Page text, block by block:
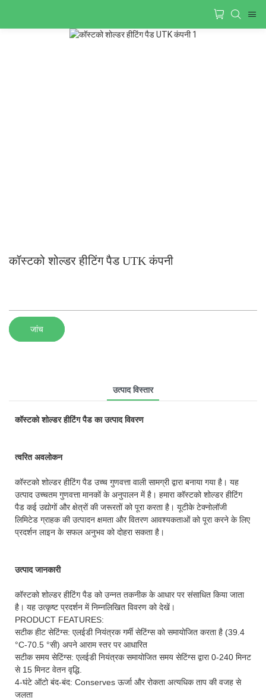
कॉस्टको शोल्डर हीटिंग पैड UTK कंपनी
जांच
उत्पाद विस्तार
कॉस्टको शोल्डर हीटिंग पैड का उत्पाद विवरण
त्वरित अवलोकन
कॉस्टको शोल्डर हीटिंग पैड उच्च गुणवत्ता वाली सामग्री द्वारा बनाया गया है। यह
उत्पाद उच्चतम गुणवत्ता मानकों के अनुपालन में है। हमारा कॉस्टको शोल्डर हीटिंग
पैड कई उद्योगों और क्षेत्रों की जरूरतों को पूरा करता है। यूटीके टेक्नोलॉजी
लिमिटेड ग्राहक की उत्पादन क्षमता और वितरण आवश्यकताओं को पूरा करने के लिए
प्रदर्शन लाइन के सफल अनुभव को दोहरा सकता है।
उत्पाद जानकारी
कॉस्टको शोल्डर हीटिंग पैड को उन्नत तकनीक के आधार पर संसाधित किया जाता
है। यह उत्कृष्ट प्रदर्शन में निम्नलिखित विवरण को देखें।
PRODUCT FEATURES:
सटीक हीट सेटिंग्स: एलईडी नियंत्रक गर्मी सेटिंग्स को समायोजित करता है (39.4
°C-70.5 °सी) अपने आराम स्तर पर आधारित
सटीक समय सेटिंग्स: एलईडी नियंत्रक समायोजित समय सेटिंग्स द्वारा 0-240 मिनट
से 15 मिनट वेतन वृद्धि.
4-घंटे ऑटो बंद-बंद: Conserves ऊर्जा और रोकता अत्यधिक ताप की वजह से
जलता